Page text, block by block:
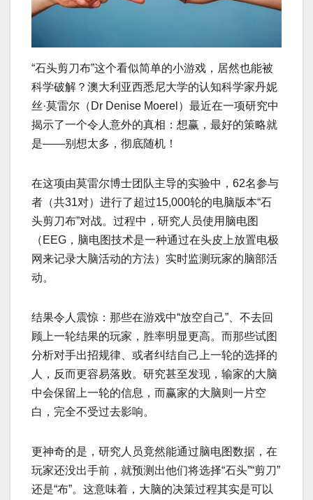
“石头剪刀布”这个看似简单的小游戏，居然也能被
科学破解？澳大利亚西悉尼大学的认知科学家丹妮
丝·莫雷尔（Dr Denise Moerel）最近在一项研究中
揭示了一个令人意外的真相：想赢，最好的策略就
是——别想太多，彻底随机！
在这项由莫雷尔博士团队主导的实验中，62名参与
者（共31对）进行了超过15,000轮的电脑版本“石
头剪刀布”对战。过程中，研究人员使用脑电图
（EEG，脑电图技术是一种通过在头皮上放置电极
网来记录大脑活动的方法）实时监测玩家的脑部活
动。
结果令人震惊：那些在游戏中“放空自己”、不去回
顾上一轮结果的玩家，胜率明显更高。而那些试图
分析对手出招规律、或者纠结自己上一轮的选择的
人，反而更容易落败。研究甚至发现，输家的大脑
中会保留上一轮的信息，而赢家的大脑则一片空
白，完全不受过去影响。
更神奇的是，研究人员竟然能通过脑电图数据，在
玩家还没出手前，就预测出他们将选择“石头”“剪刀”
还是“布”。这意味着，大脑的决策过程其实是可以